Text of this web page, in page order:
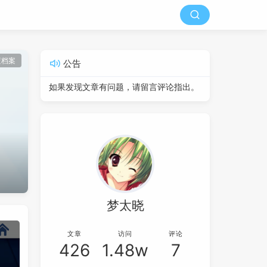
案 公告
如果发现文章有问题，请留言评论指出。
梦太晓
文章
426
访问
1.48w
评论
7